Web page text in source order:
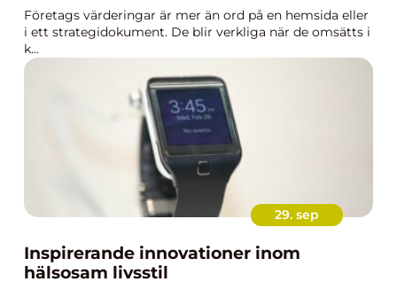
Företags värderingar är mer än ord på en hemsida eller
i ett strategidokument. De blir verkliga när de omsätts i
k...
29. sep
Inspirerande innovationer inom
hälsosam livsstil